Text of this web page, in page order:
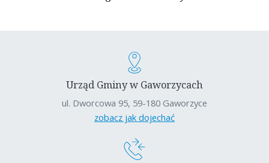
Urząd Gminy w Gaworzycach
ul. Dworcowa 95, 59-180 Gaworzyce
zobacz jak dojechać